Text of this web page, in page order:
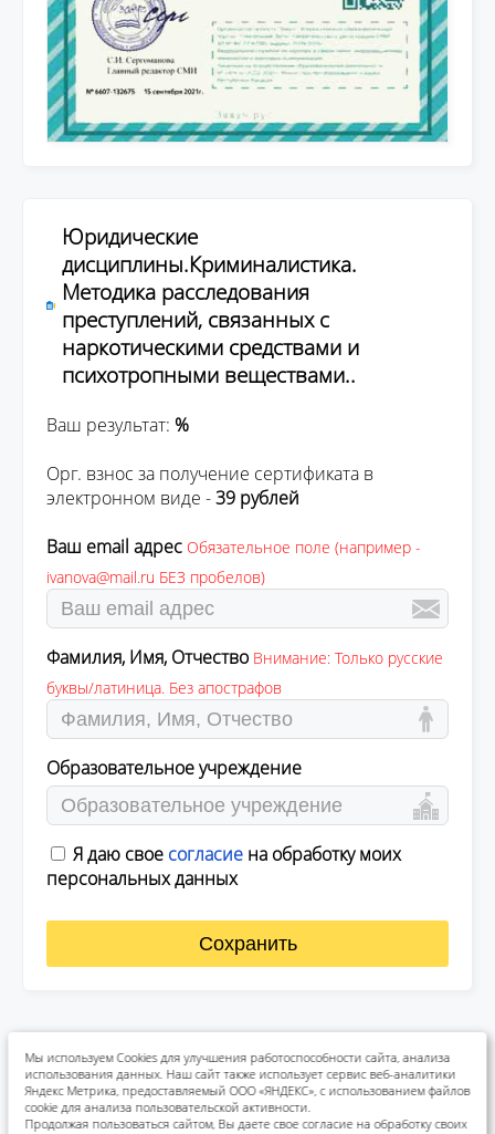
Юридические
дисциплины.Криминалистика.
Методика расследования
преступлений, связанных с
наркотическими средствами и
психотропными веществами..
Ваш результат: %
Орг. взнос за получение сертификата в
электронном виде -39 рублей
Ваш email адрес Обязательное поле (например -
ivanova@mail.ru БЕЗ пробелов)
Фамилия, Имя, Отчество Внимание: Только русские
буквы/латиница. Без апострафов
Образовательное учреждение
Я даю свое согласие на обработку моих
персональных данных
Сохранить
Мы используем Cookies для улучшения работоспособности сайта, анализа
использования данных. Наш сайт также использует сервис веб-аналитики
Яндекс Метрика, предоставляемый ООО «ЯНДЕКС», с использованием файлов
cookie для анализа пользовательской активности.
Продолжая пользоваться сайтом, Вы даете свое согласие на обработку своих